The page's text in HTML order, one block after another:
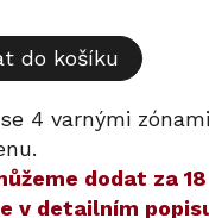
do košíku
4 varnými
dodat za
v detailním